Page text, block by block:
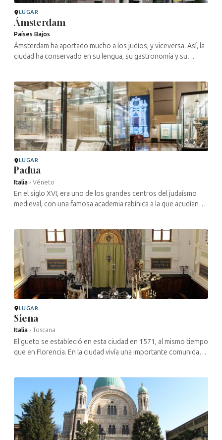
LUGAR
Ámsterdam
Países Bajos
Ámsterdam ha aportado mucho a los judíos, y viceversa. Así, la
ciudad ha conservado en su lengua, su gastronomía y su
LUGAR
Padua
Italia › Véneto
En el siglo XVI, era uno de los grandes centros del judaísmo
medieval, con una famosa academia rabínica a la que acudían
LUGAR
Siena
Italia › Toscana
El gueto se estableció en esta ciudad en 1571, al mismo tiempo
que en Florencia. En la ciudad vivía una importante comunidad